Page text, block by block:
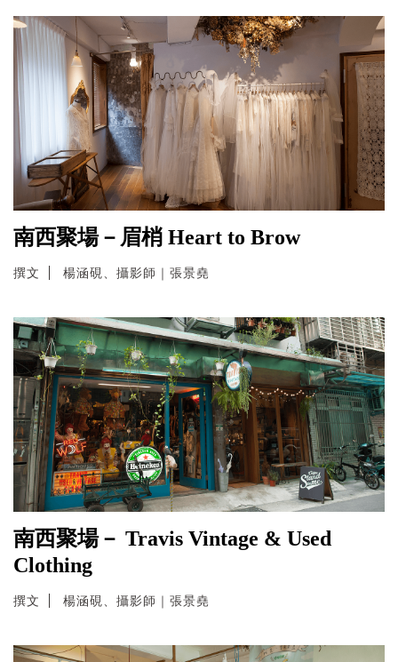
南西聚場－眉梢 Heart to Brow
撰文 楊涵硯、攝影師｜張景堯
南西聚場－ Travis Vintage & Used
Clothing
撰文 楊涵硯、攝影師｜張景堯